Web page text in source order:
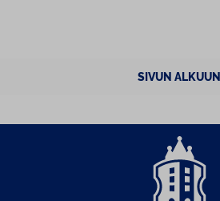
SIVUN ALKUUN